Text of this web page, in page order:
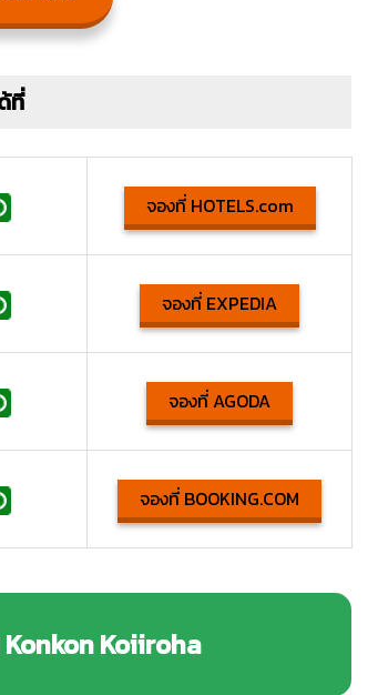
ที่
จองที่ HOTELS.com
จองที่ EXPEDIA
จองที่ AGODA
จองที่ BOOKING.COM
Konkon Koiiroha